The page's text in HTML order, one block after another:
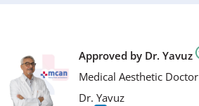
Approved by Dr. Yavuz
Medical Aesthetic Doctor
Dr. Yavuz